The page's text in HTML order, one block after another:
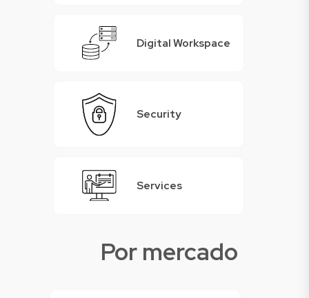
Digital Workspace
Security
Services
Por mercado